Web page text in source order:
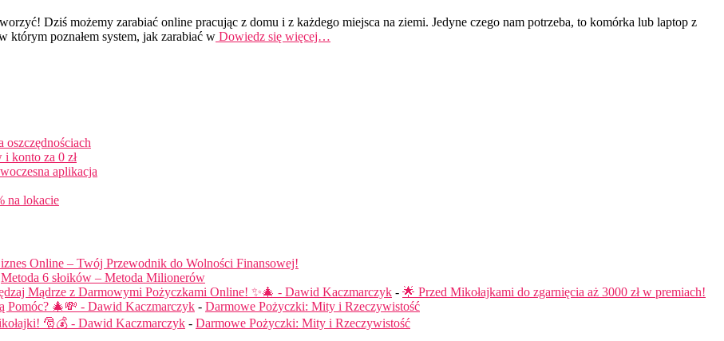
Dziś możemy zarabiać online pracując z domu i z każdego miejsca na ziemi. Jedyne czego nam potrzeba, to komórka lub laptop z
którym poznałem system, jak zarabiać w Dowiedz się więcej…
konto za 0 zł
aplikacja
na lokacie
Online – Twój Przewodnik do Wolności Finansowej!
Metoda 6 słoików – Metoda Milionerów
Mądrze z Darmowymi Pożyczkami Online! ✨🎄 - Dawid Kaczmarczyk - 🌟 Przed Mikołajkami do zgarnięcia aż 3000 zł w premiach!
Pomóc? 🎄💸 - Dawid Kaczmarczyk - Darmowe Pożyczki: Mity i Rzeczywistość
🎅💰 - Dawid Kaczmarczyk - Darmowe Pożyczki: Mity i Rzeczywistość